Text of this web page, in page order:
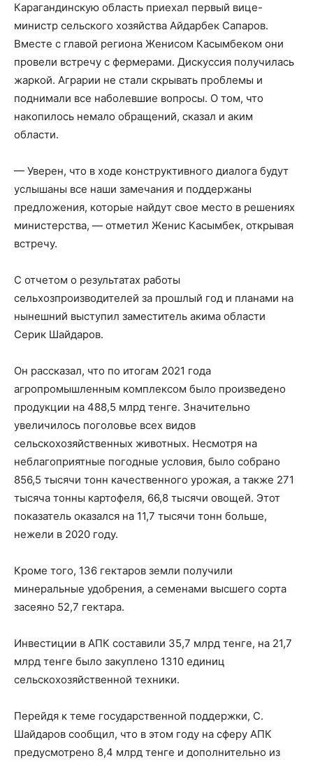
Карагандинскую область приехал первый вице-
министр сельского хозяйства Айдарбек Сапаров.
Вместе с главой региона Женисом Касымбеком они
провели встречу с фермерами. Дискуссия получилась
жаркой. Аграрии не стали скрывать проблемы и
поднимали все наболевшие вопросы. О том, что
накопилось немало обращений, сказал и аким
области.
— Уверен, что в ходе конструктивного диалога будут
услышаны все наши замечания и поддержаны
предложения, которые найдут свое место в решениях
министерства, — отметил Женис Касымбек, открывая
встречу.
С отчетом о результатах работы
сельхозпроизводителей за прошлый год и планами на
нынешний выступил заместитель акима области
Серик Шайдаров.
Он рассказал, что по итогам 2021 года
агропромышленным комплексом было произведено
продукции на 488,5 млрд тенге. Значительно
увеличилось поголовье всех видов
сельскохозяйственных животных. Несмотря на
неблагоприятные погодные условия, было собрано
856,5 тысячи тонн качественного урожая, а также 271
тысяча тонны картофеля, 66,8 тысячи овощей. Этот
показатель оказался на 11,7 тысячи тонн больше,
нежели в 2020 году.
Кроме того, 136 гектаров земли получили
минеральные удобрения, а семенами высшего сорта
засеяно 52,7 гектара.
Инвестиции в АПК составили 35,7 млрд тенге, на 21,7
млрд тенге было закуплено 1310 единиц
сельскохозяйственной техники.
Перейдя к теме государственной поддержки, С.
Шайдаров сообщил, что в этом году на сферу АПК
предусмотрено 8,4 млрд тенге и дополнительно из